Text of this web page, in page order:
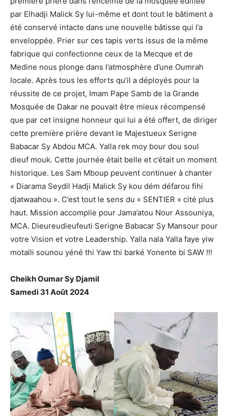
par Elhadji Malick Sy lui-même et dont tout le bâtiment a
été conservé intacte dans une nouvelle bâtisse qui l’a
enveloppée. Prier sur ces tapis verts issus de la même
fabrique qui confectionne ceux de la Mecque et de
Medine nous plonge dans l’atmosphère d’une Oumrah
locale. Après tous les efforts qu’il a déployés pour la
réussite de ce projet, Imam Pape Samb de la Grande
Mosquée de Dakar ne pouvait être mieux récompensé
que par cet insigne honneur qui lui a été offert, de diriger
cette première prière devant le Majestueux Serigne
Babacar Sy Abdou MCA. Yalla rek moy bour dou soul
dieuf mouk. Cette journée était belle et c’était un moment
historique. Les Sam Mboup peuvent continuer à chanter
« Diarama Seydil Hadji Malick Sy kou dém défarou fihi
djatwaahou ». C’est tout le sens du « SENTIER » cité plus
haut. Mission accomplie pour Jama’atou Nour Assouniya,
MCA. Dieureudieufeuti Serigne Babacar Sy Mansour pour
votre Vision et votre Leadership. Yalla nala Yalla faye yiw
motalli sounou yéné thi Yaw thi barké Yonente bi SAW !!!
Cheikh Oumar Sy Djamil
Samedi 31 Août 2024